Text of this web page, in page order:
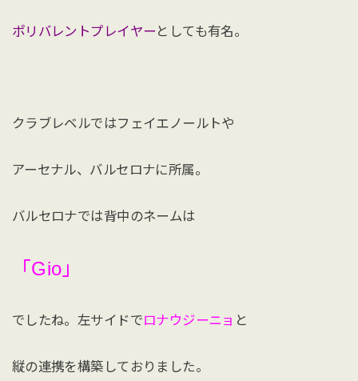
ポリバレントプレイヤー としても有名。
クラブレベルではフェイエノールトや
アーセナル、バルセロナに所属。
バルセロナでは背中のネームは
「Gio」
でしたね。左サイドでロナウジーニョ と
縦の連携を構築しておりました。